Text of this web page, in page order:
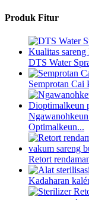
Produk Fitur
DTS Water
Semprotan Cai
Optimalkeun...
Retort
Kadaharan